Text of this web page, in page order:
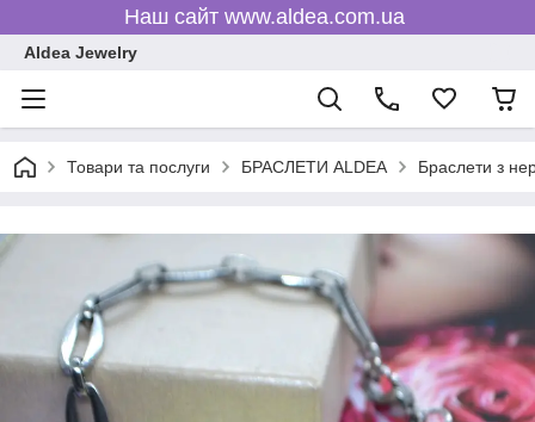
Наш сайт www.aldea.com.ua
Aldea Jewelry
Товари та послуги БРАСЛЕТИ ALDEA Браслети з